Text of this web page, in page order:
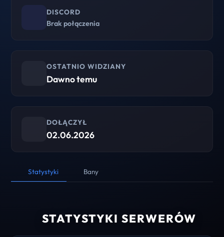
DISCORD
Brak połączenia
OSTATNIO WIDZIANY
Dawno temu
DOŁĄCZYŁ
02.06.2026
Statystyki Bany
STATYSTYKI SERWERÓW